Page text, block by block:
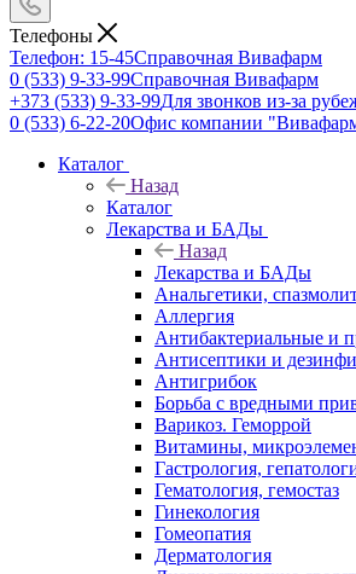
Телефоны
Телефон: 15-45Справочная Вивафарм
0 (533) 9-33-99Справочная Вивафарм
+373 (533) 9-33-99Для звонков из-за
0 (533) 6-22-20Офис компании
Каталог
Назад
Каталог
Лекарства и БАДы
Назад
Лекарства и БАДы
Анальгетики,
Аллергия
Антибактериальные и
Антисептики и
Антигрибок
Борьба с вредными
Варикоз. Геморрой
Витамины,
Гастрология,
Гематология, гемостаз
Гинекология
Гомеопатия
Дерматология